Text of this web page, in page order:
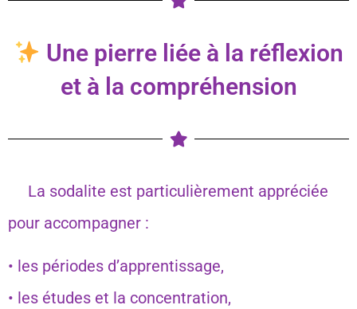
Une pierre liée à la réflexion
et à la compréhension
La sodalite est particulièrement appréciée
pour accompagner :
• les périodes d’apprentissage,
• les études et la concentration,